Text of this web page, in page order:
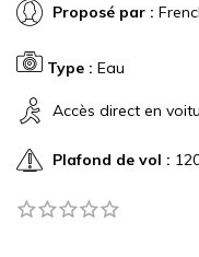
Proposé par :
Type : Eau
Accès direct en
Plafond de vol :